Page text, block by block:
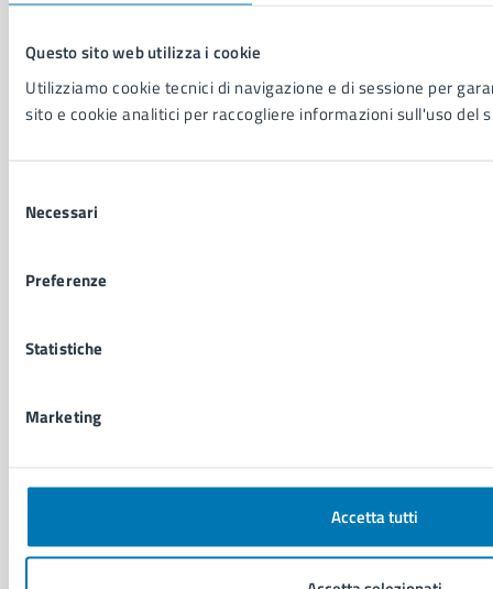
Questo sito web utilizza i cookie
Utilizziamo cookie tecnici di navigazione e di sessione per
sito e cookie analitici per raccogliere informazioni sull'uso del
delNecessari
Preferenze
Statistiche
Marketing
Accetta tutti
Comunicati stampa della Giunta Comunale
VIVERE IL COMUNE
CONTATTI
CF: 80014890638
LEI: 8156007FF4DEB97ABA09
Servizio Protocollo, URP e Albo Pretorio
Centralino unico:0817951111